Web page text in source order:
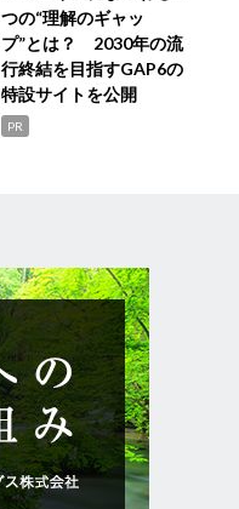
つの“理解のギャッ
プ”とは？ 2030年の流
行終結を目指すGAP6の
特設サイトを公開
PR